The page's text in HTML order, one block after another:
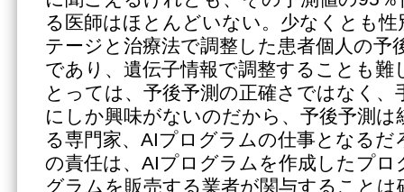
る医師はほとんどいない。少なくとも
テージと治療法で調整した患者個人の予
であり、遺伝子情報で調整することも難
とっては、予後予測の正確さではなく、
にしか興味がないのだから、予後予測は
る専門家、AIプログラムの仕事となる
の責任は、AIプログラムを作成したプロ
グラムを販売する業者が関与すること